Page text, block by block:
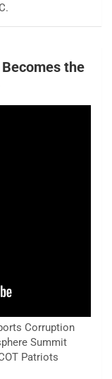
the
Corruption
Summit
Patriots